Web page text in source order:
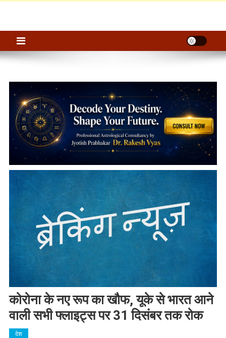
कोरोना के नए रूप का खौफ, यूके से भारत आने
वाली सभी फ्लाइट्स पर 31 दिसंबर तक रोक
देश